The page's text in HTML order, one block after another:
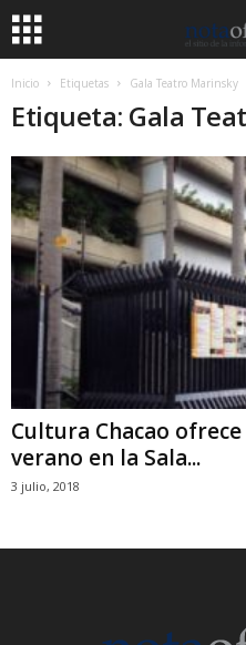
Inicio Etiquetas Gala Teatro Marinsky
Etiqueta: Gala
Cultura Chacao
verano en la Sala...
3 julio, 2018